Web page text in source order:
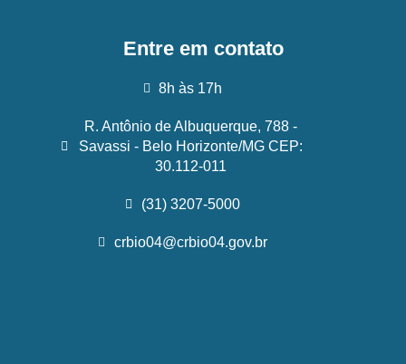
Entre em contato
8h às 17h
R. Antônio de Albuquerque, 788 -
Savassi - Belo Horizonte/MG CEP:
30.112-011
(31) 3207-5000
crbio04@crbio04.gov.br